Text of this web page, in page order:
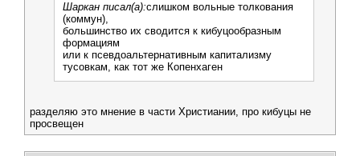
Шаркан писал(а):слишком вольные толкования
(коммун),
большинство их сводится к кибуцообразным
формациям
или к псевдоальтернативным капитализму
тусовкам, как тот же Копенхаген
разделяю это мнение в части Христиании, про кибуцы не
просвещен